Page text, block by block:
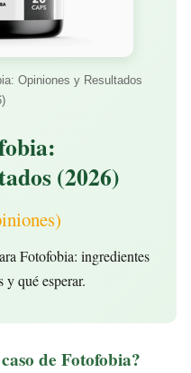
Opiniones y Resultados
(2026)
Fotofobia: ingredientes
y qué esperar.
de Fotofobia?